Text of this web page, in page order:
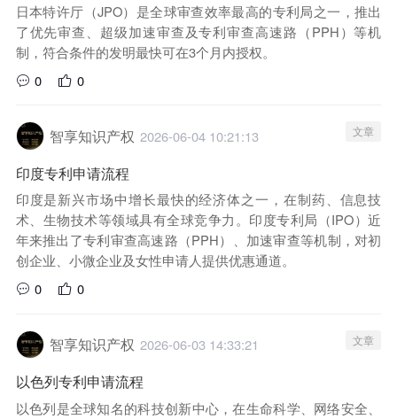
日本特许厅（JPO）是全球审查效率最高的专利局之一，推出
了优先审查、超级加速审查及专利审查高速路（PPH）等机
制，符合条件的发明最快可在3个月内授权。
0
0
智享知识产权 2026-06-04 10:21:13 文章
印度专利申请流程
印度是新兴市场中增长最快的经济体之一，在制药、信息技
术、生物技术等领域具有全球竞争力。印度专利局（IPO）近
年来推出了专利审查高速路（PPH）、加速审查等机制，对初
创企业、小微企业及女性申请人提供优惠通道。
0
0
智享知识产权 2026-06-03 14:33:21 文章
以色列专利申请流程
以色列是全球知名的科技创新中心，在生命科学、网络安全、